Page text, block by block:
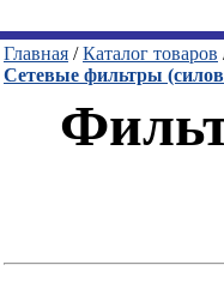
Главная /Каталог товаров
Сетевые фильтры